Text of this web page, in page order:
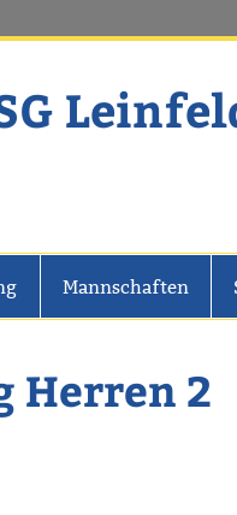
Mannschaften
Herren 2